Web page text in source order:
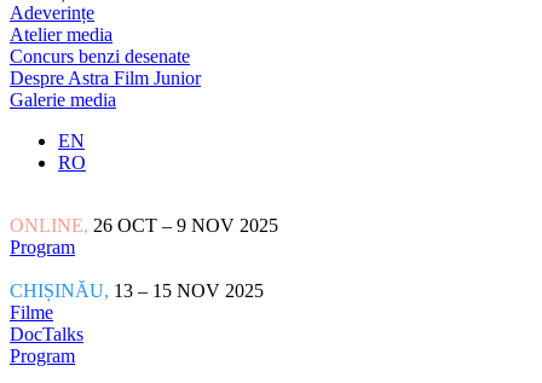
Adeverințe
Atelier media
Concurs benzi desenate
Despre Astra Film Junior
Galerie media
EN
RO
ONLINE, 26 OCT – 9 NOV 2025
Program
CHIȘINĂU, 13 – 15 NOV 2025
Filme
DocTalks
Program